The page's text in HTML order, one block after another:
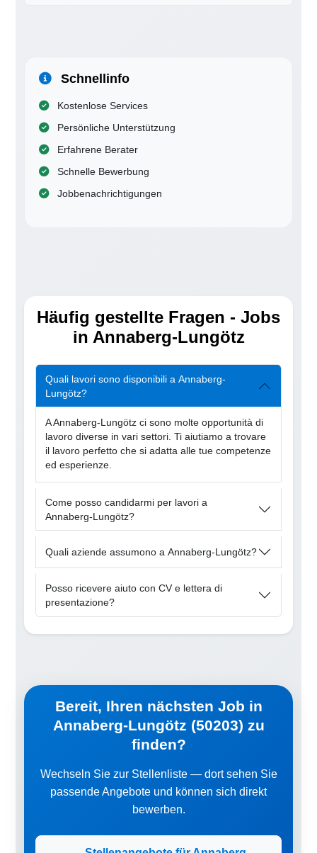
Schnellinfo
Kostenlose Services
Persönliche Unterstützung
Erfahrene Berater
Schnelle Bewerbung
Jobbenachrichtigungen
Häufig gestellte Fragen - Jobs
in Annaberg-Lungötz
Quali lavori sono disponibili a Annaberg-
Lungötz?
A Annaberg-Lungötz ci sono molte opportunità di
lavoro diverse in vari settori. Ti aiutiamo a trovare
il lavoro perfetto che si adatta alle tue competenze
ed esperienze.
Come posso candidarmi per lavori a
Annaberg-Lungötz?
Quali aziende assumono a Annaberg-Lungötz?
Posso ricevere aiuto con CV e lettera di
presentazione?
Bereit, Ihren nächsten Job in
Annaberg-Lungötz (50203) zu
finden?
Wechseln Sie zur Stellenliste — dort sehen Sie
passende Angebote und können sich direkt
bewerben.